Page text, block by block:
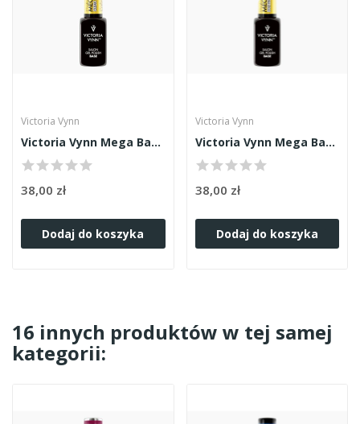
Victoria Vynn
Victoria Vynn Mega Base Clear 8ml
38,00 zł
Dodaj do koszyka
Victoria Vynn
Victoria Vynn Mega Base Cold Pink 8ml
38,00 zł
Dodaj do koszyka
16 innych produktów w tej samej
kategorii: